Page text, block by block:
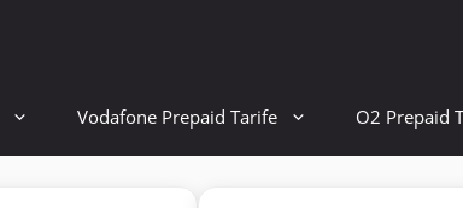
Vodafone Prepaid Tarife O2 Prepaid